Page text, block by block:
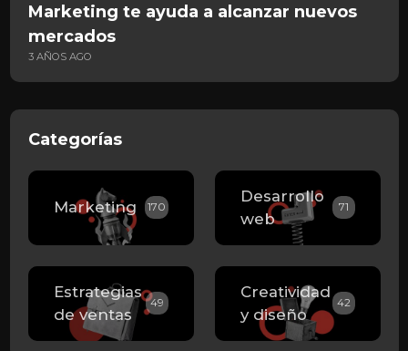
Marketing te ayuda a alcanzar nuevos
mercados
3 AÑOS AGO
Categorías
Marketing 170
Desarrollo
web
71
Estrategias
de ventas
49
Creatividad
y diseño
42